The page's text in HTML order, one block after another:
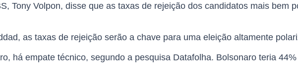
Tony Volpon, disse que as taxas de rejeição dos candidatos mais bem
as taxas de rejeição serão a chave para uma eleição altamente
há empate técnico, segundo a pesquisa Datafolha. Bolsonaro teria